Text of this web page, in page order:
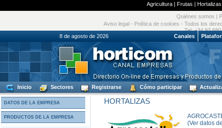
Agricultura| Frutas | Hortalizas
Quiénes somos
Aviso legal - Política de cookies - Todos los
Tel: +34 93
8 de agosto de 2026
Canales
Inicio Sectores Registrarse Cómo participar
DATOS DE LA EMPRESA
PRODUCTOS DE LA EMPRESA
HORTALIZAS
(Ver datos